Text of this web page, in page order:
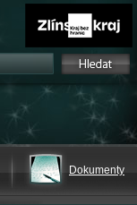
Dokumenty